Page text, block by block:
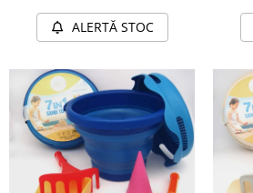
ALERTĂ STOC